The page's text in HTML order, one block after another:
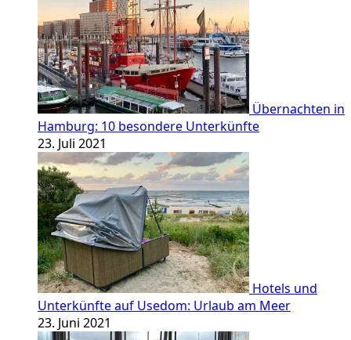
Übernachten in
Hamburg: 10 besondere Unterkünfte
23. Juli 2021
Hotels und
Unterkünfte auf Usedom: Urlaub am Meer
23. Juni 2021